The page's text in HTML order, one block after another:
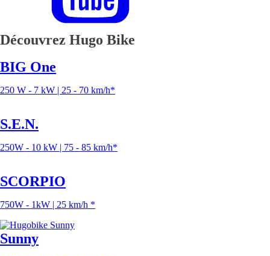
Découvrez Hugo Bike
BIG One
250 W - 7 kW | 25 - 70 km/h*
S.E.N.
250W - 10 kW | 75 - 85 km/h*
SCORPIO
750W - 1kW | 25 km/h *
Sunny